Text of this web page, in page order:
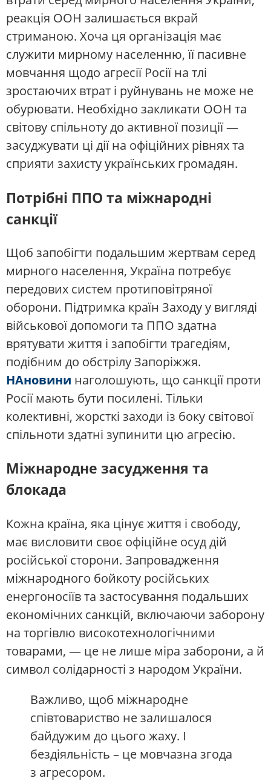
реакція ООН залишається вкрай
стриманою. Хоча ця організація має
служити мирному населенню, її пасивне
мовчання щодо агресії Росії на тлі
зростаючих втрат і руйнувань не може не
обурювати. Необхідно закликати ООН та
світову спільноту до активної позиції —
засуджувати ці дії на офіційних рівнях та
сприяти захисту українських громадян.
Потрібні ППО та міжнародні
санкції
Щоб запобігти подальшим жертвам серед
мирного населення, Україна потребує
передових систем протиповітряної
оборони. Підтримка країн Заходу у вигляді
військової допомоги та ППО здатна
врятувати життя і запобігти трагедіям,
подібним до обстрілу Запоріжжя.
НАновини наголошують, що санкції проти
Росії мають бути посилені. Тільки
колективні, жорсткі заходи із боку світової
спільноти здатні зупинити цю агресію.
Міжнародне засудження та
блокада
Кожна країна, яка цінує життя і свободу,
має висловити своє офіційне осуд дій
російської сторони. Запровадження
міжнародного бойкоту російських
енергоносіїв та застосування подальших
економічних санкцій, включаючи заборону
на торгівлю високотехнологічними
товарами, — це не лише міра заборони, а й
символ солідарності з народом України.
Важливо, щоб міжнародне
співтовариство не залишалося
байдужим до цього жаху. І
бездіяльність – це мовчазна згода
з агресором.